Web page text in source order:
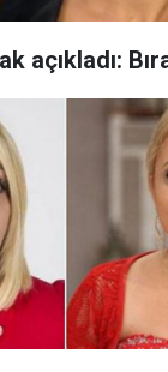
açıkladı: